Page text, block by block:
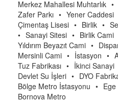
Merkez Mahallesi Muhtarlık •
Zafer Parkı • Yener Caddesi
Çimentaş Lisesi • Birlik •
• Sanayi Sitesi • Birlik Cami
Yıldırım Beyazıt Cami •
Mersinli Cami • İstasyon •
Tuz Fabrikası • İkinci Sanayi
Devlet Su İşleri • DYO
Bölge Metro İstasyonu •
Bornova Metro